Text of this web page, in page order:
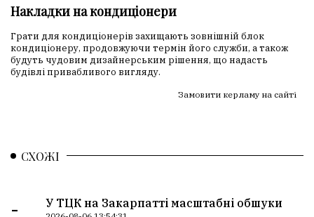
Накладки на кондиціонери
Грати для кондиціонерів захищають зовнішній блок
кондиціонеру, продовжуючи термін його служби, а також
будуть чудовим дизайнерським рішення, що надасть
будівлі привабливого вигляду.
Замовити керламу на сайті
СХОЖІ
- У ТЦК на Закарпатті масштабні обшуки